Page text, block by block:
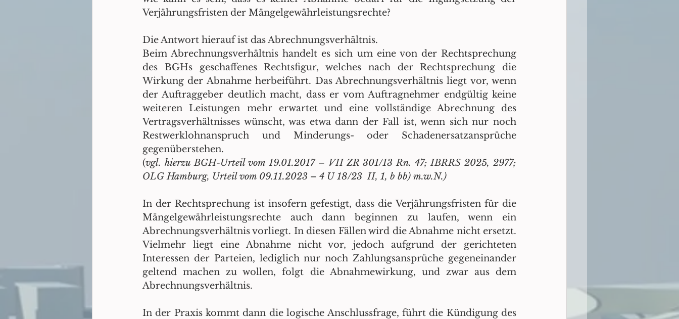
Verjährungsfristen der Mängelgewährleistungsrechte?
Die Antwort hierauf ist das Abrechnungsverhältnis.
Beim Abrechnungsverhältnis handelt es sich um eine von der Rechtsprechung
des BGHs geschaffenes Rechtsfigur, welches nach der Rechtsprechung die
Wirkung der Abnahme herbeiführt. Das Abrechnungsverhältnis liegt vor, wenn
der Auftraggeber deutlich macht, dass er vom Auftragnehmer endgültig keine
weiteren Leistungen mehr erwartet und eine vollständige Abrechnung des
Vertragsverhältnisses wünscht, was etwa dann der Fall ist, wenn sich nur noch
Restwerklohnanspruch und Minderungs- oder Schadenersatzansprüche
gegenüberstehen.
(vgl. hierzu BGH-Urteil vom 19.01.2017 – VII ZR 301/13 Rn. 47; IBRRS 2025, 2977;
OLG Hamburg, Urteil vom 09.11.2023 – 4 U 18/23  II, 1, b bb) m.w.N.)
In der Rechtsprechung ist insofern gefestigt, dass die Verjährungsfristen für die
Mängelgewährleistungsrechte auch dann beginnen zu laufen, wenn ein
Abrechnungsverhältnis vorliegt. In diesen Fällen wird die Abnahme nicht ersetzt.
Vielmehr liegt eine Abnahme nicht vor, jedoch aufgrund der gerichteten
Interessen der Parteien, lediglich nur noch Zahlungsansprüche gegeneinander
geltend machen zu wollen, folgt die Abnahmewirkung, und zwar aus dem
Abrechnungsverhältnis.
In der Praxis kommt dann die logische Anschlussfrage, führt die Kündigung des